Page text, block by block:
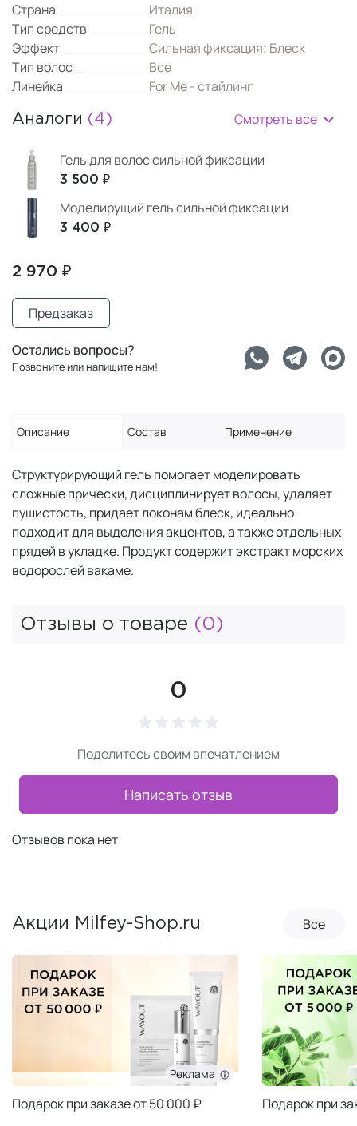
Страна
Италия
Тип средств
Гель
Эффект
Сильная фиксация; Блеск
Тип волос
Все
Линейка
For Me - стайлинг
Аналоги (4) Смотреть все
Гель для волос сильной фиксации
3 500 ₽
Моделирущий гель сильной фиксации
3 400 ₽
2 970 ₽
Предзаказ
Остались вопросы?
Позвоните или напишите нам!
Описание Состав Применение
Структурирующий гель помогает моделировать
сложные прически, дисциплинирует волосы, удаляет
пушистость, придает локонам блеск, идеально
подходит для выделения акцентов, а также отдельных
прядей в укладке. Продукт содержит экстракт морских
водорослей вакаме.
Отзывы о товаре (0)
0
Поделитесь своим впечатлением
Написать отзыв
Отзывов пока нет
Акции Milfey-Shop.ru Все
Реклама
Подарок при заказе от 50 000 ₽ Подарок при